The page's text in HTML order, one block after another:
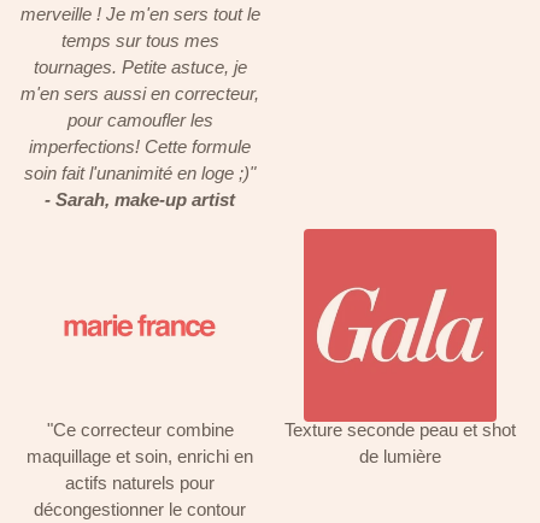
merveille ! Je m'en sers tout le
temps sur tous mes
tournages. Petite astuce, je
m'en sers aussi en correcteur,
pour camoufler les
imperfections! Cette formule
soin fait l'unanimité en loge ;)"
- Sarah, make-up artist
"Ce correcteur combine
maquillage et soin, enrichi en
actifs naturels pour
décongestionner le contour
Texture seconde peau et shot
de lumière